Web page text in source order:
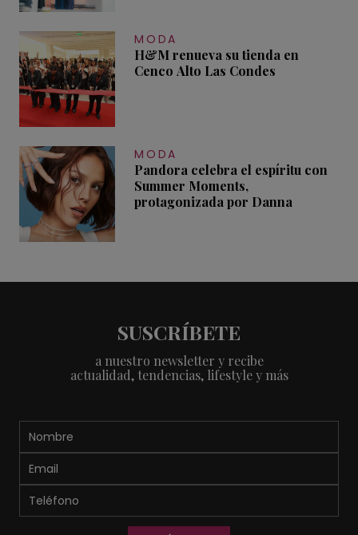
MODA
H&M renueva su tienda en
Cenco Alto Las Condes
MODA
Pandora celebra el espíritu con
Summer Moments,
protagonizada por Danna
SUSCRÍBETE
a nuestro newsletter y recibe
actualidad, tendencias, lifestyle y más